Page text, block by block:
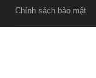
Chính sách bảo mật